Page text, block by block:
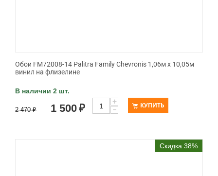
Обои FM72008-14 Palitra Family Chevronis 1,06м х 10,05м
винил на флизелине
В наличии 2 шт.
2 470 ₽ 1 500₽
+
−
КУПИТЬ
Скидка 38%